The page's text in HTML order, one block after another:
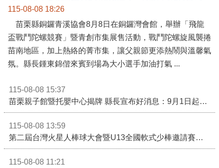
115-08-08 18:26
苗栗縣銅鑼青溪協會8月8日在銅鑼灣會館，舉辦「飛龍
盃戰鬥陀螺競賽」暨青創市集展售活動，戰鬥陀螺旋風襲捲
苗南地區，加上熱絡的菁市集，讓父親節更添熱鬧與溫馨氣
氛。縣長鍾東錦偕來賓到場為大小選手加油打氣 ...
115-08-08 15:37
苗栗親子館暨托嬰中心揭牌 縣長宣布好消息：9月1日起調降臨時托嬰費用
115-08-08 13:59
第二屆台灣火星人棒球大會暨U13全國軟式少棒邀請賽在苗栗舉辦
115-08-08 11:21